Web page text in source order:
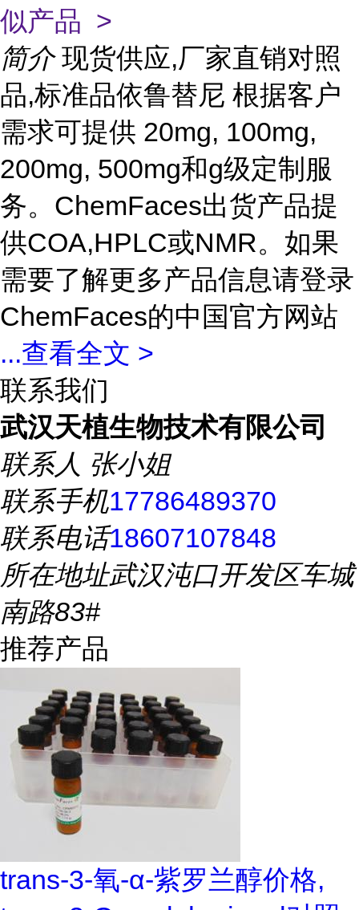
似产品 >
简介 现货供应,厂家直销对照
品,标准品依鲁替尼 根据客户
需求可提供 20mg, 100mg,
200mg, 500mg和g级定制服
务。ChemFaces出货产品提
供COA,HPLC或NMR。如果
需要了解更多产品信息请登录
ChemFaces的中国官方网站
...查看全文 >
联系我们
武汉天植生物技术有限公司
联系人 张小姐
联系手机17786489370
联系电话18607107848
所在地址武汉沌口开发区车城
南路83#
推荐产品
trans-3-氧-α-紫罗兰醇价格,